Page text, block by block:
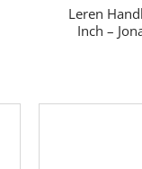
Leren
Inch –